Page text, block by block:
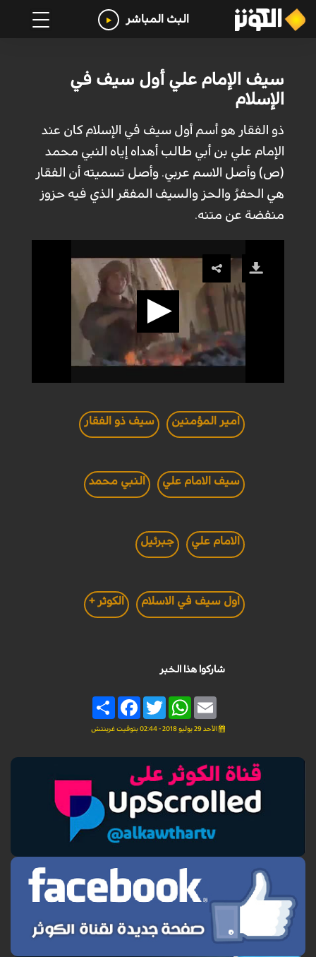
البث المباشر
سيف الإمام علي أول سيف في
الإسلام
ذو الفقار هو أسم أول سيف في الإسلام كان عند
الإمام علي بن أبي طالب أهداه إياه النبي محمد
(ص) وأصل الاسم عربي. وأصل تسميته أن الفقار
هي الحفرُ والحز والسيف المفقر الذي فيه حزوز
منفضة عن متنه.
امير المؤمنين سيف ذو الفقار
سيف الامام علي النبي محمد
الامام علي جبرئيل
اول سيف في الاسلام الكوثر +
شاركوا هذا الخبر
Share
FacebookTwitter
WhatsAppEmail
الأحد 29 يوليو 2018 - 02:44 بتوقيت غرينتش